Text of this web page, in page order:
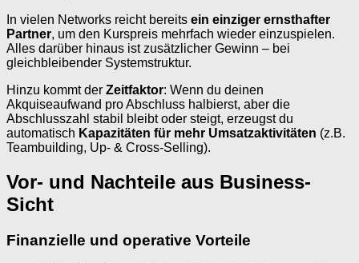
In vielen Networks reicht bereits ein einziger ernsthafter
Partner, um den Kurspreis mehrfach wieder einzuspielen.
Alles darüber hinaus ist zusätzlicher Gewinn – bei
gleichbleibender Systemstruktur.
Hinzu kommt der Zeitfaktor: Wenn du deinen
Akquiseaufwand pro Abschluss halbierst, aber die
Abschlusszahl stabil bleibt oder steigt, erzeugst du
automatisch Kapazitäten für mehr Umsatzaktivitäten (z.B.
Teambuilding, Up- & Cross-Selling).
Vor- und Nachteile aus Business-
Sicht
Finanzielle und operative Vorteile